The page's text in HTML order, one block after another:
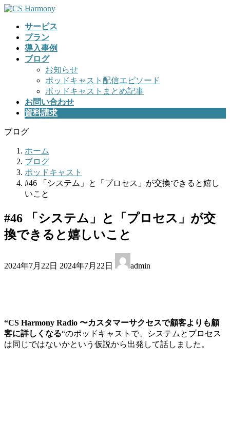
コ
ナ
サービス
プラン
導入事例
ブログ
お知らせ
ポッドキャスト配信エピソード
ポッドキャストまとめ記事
お問い合わせ
資料請求
ブログ
ホーム
ブログ
ポッドキャスト
#46 「システム」と「プロセス」が交換できると嬉し
いこと
#46 「システム」と「プロセス」が交
換できると嬉しいこと
2024年7月22日 終
:
2024年7月22日 admin
“CS Harmony Radio 〜カスタマーサクセスで顧客よりも顧
客に詳しくなる“のポッドキャストで、システムとプロセス
は同じではないかという仮説から出発して話しました。